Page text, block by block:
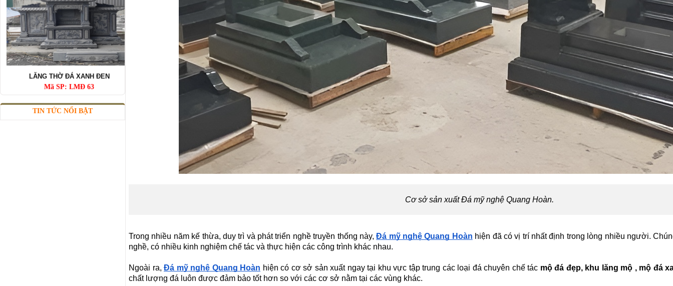
LĂNG THỜ ĐÁ XANH ĐEN
Mã SP: LMĐ 63
60.000.000 đ
TIN TỨC NỔI BẬT
Cơ sở sản xuất Đá mỹ nghệ Quang Hoàn.
Trong nhiều năm kế thừa, duy trì và phát triển nghề truyền thống này,Đá mỹ nghệ Quang Hoàn hiện đã có vị trí nhất định trong lòng nhiều người.
nghề, có nhiều kinh nghiệm chế tác và thực hiện các công trình khác nhau.
Ngoài ra, Đá mỹ nghệ Quang Hoàn hiện có cơ sở sản xuất ngay tại khu vực tập trung các loại đá chuyên chế tác mộ đá đẹp, khu lăng mộ , mộ đá
chất lượng đá luôn được đảm bảo tốt hơn so với các cơ sở nằm tại các vùng khác.